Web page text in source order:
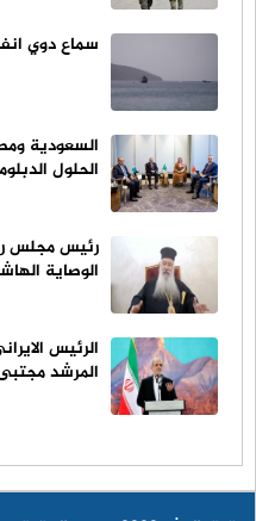
سماع دوي
السعودية
الحلول
رئيس مجلس
الوصاية
الرئيس
المرشد